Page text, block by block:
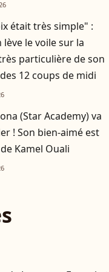
était très simple" :
lève le voile sur la
particulière de son
12 coups de midi
(Star Academy) va
! Son bien-aimé est
Kamel Ouali